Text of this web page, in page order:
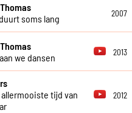
soms lang
2007
we dansen
2013
allermooiste tijd van
2012